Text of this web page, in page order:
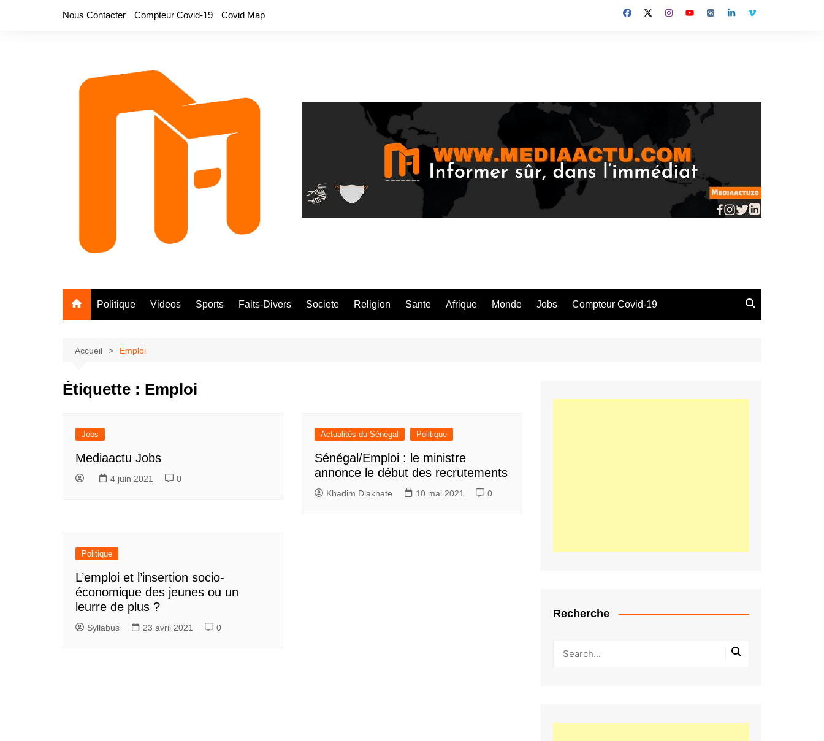
Nous Contacter Compteur Covid-19 Covid Map
Politique Videos Sports Faits-Divers Societe Religion Sante Afrique Monde Jobs Compteur Covid-19
Accueil Emploi
Étiquette : Emploi
Jobs
Mediaactu Jobs
4 juin 2021 0
Actualités du Sénégal Politique
Sénégal/Emploi : le ministre
annonce le début des recrutements
Khadim Diakhate 10 mai 2021 0
Politique
L’emploi et l’insertion socio-
économique des jeunes ou un
leurre de plus ?
Syllabus 23 avril 2021 0
Recherche